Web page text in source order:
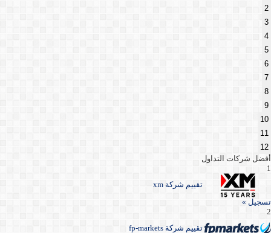
2
3
4
5
6
7
8
9
10
11
12
أفضل شركات التداول
1
تقييم شركة xm
تسجيل »
2
تقييم شركة fp-markets